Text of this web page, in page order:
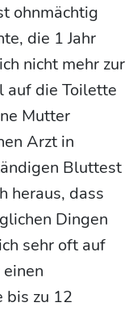
ohnmächtig
die 1 Jahr
nicht mehr zur
auf die Toilette
Mutter
Arzt in
Bluttest
heraus, dass
Dingen
sehr oft auf
bis zu 12